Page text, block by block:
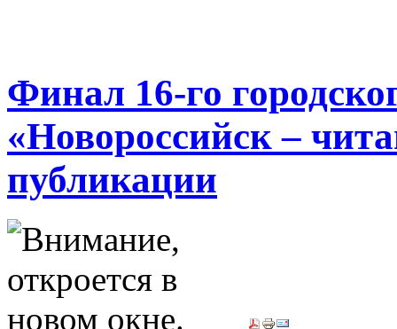
Финал 16-го
«Новороссийск –
публикации